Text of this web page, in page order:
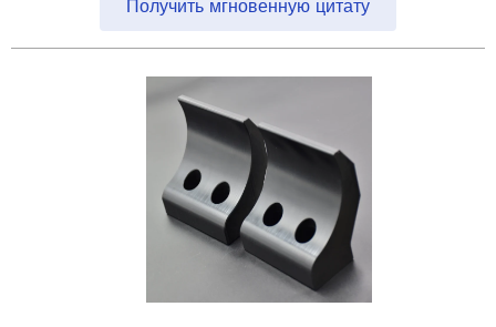
Получить мгновенную цитату